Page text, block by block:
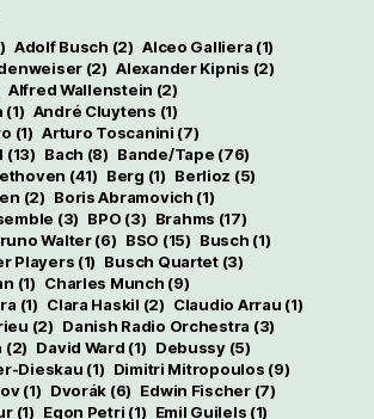
Adolf Busch (2) Alceo Galliera (1)
(2) Alexander Kipnis (2)
Alfred Wallenstein (2)
(1) André Cluytens (1)
(1) Arturo Toscanini (7)
(13) Bach (8) Bande/Tape (76)
(41) Berg (1) Berlioz (5)
(2) Boris Abramovich (1)
(3) BPO (3) Brahms (17)
Walter(6) BSO (15) Busch (1)
Players (1) Busch Quartet(3)
(1) Charles Munch (9)
(1) Clara Haskil (2) Claudio Arrau (1)
(2) Danish Radio Orchestra (3)
(2) David Ward (1) Debussy(5)
Dieskau (1) Dimitri Mitropoulos (9)
(1) Dvorák (6) Edwin Fischer(7)
(1) Egon Petri (1) Emil Guilels (1)